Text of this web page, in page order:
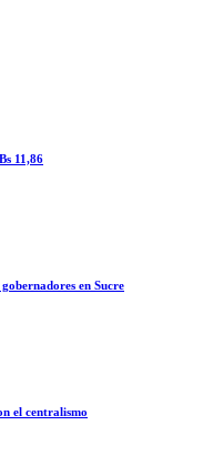
11,86
en Sucre
el centralismo